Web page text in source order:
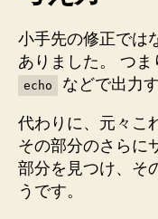
小手先の修正では
ありました。 つま
echo などで出力
代わりに、元々こ
その部分のさらに
部分を見つけ、そ
うです。